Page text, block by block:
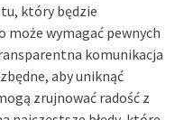
który będzie
może wymagać pewnych
komunikacja
aby uniknąć
zrujnować radość z